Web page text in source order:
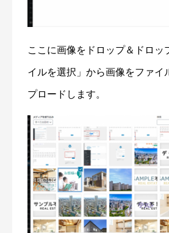
ここに画像をドロップ＆ドロッ
イルを選択」から画像をファイ
プロードします。